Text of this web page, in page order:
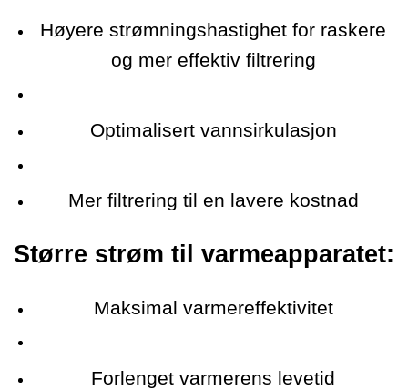
Høyere strømningshastighet for raskere
og mer effektiv filtrering
Optimalisert vannsirkulasjon
Mer filtrering til en lavere kostnad
Større strøm til varmeapparatet:
Maksimal varmereffektivitet
Forlenget varmerens levetid